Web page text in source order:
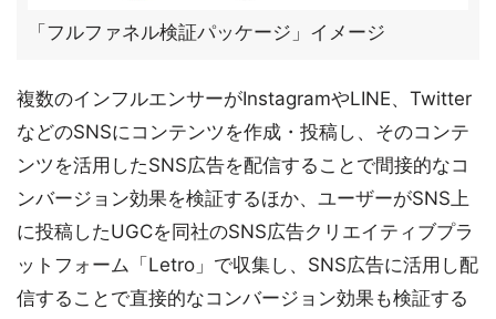
「フルファネル検証パッケージ」イメージ
複数のインフルエンサーがInstagramやLINE、Twitter
などのSNSにコンテンツを作成・投稿し、そのコンテ
ンツを活用したSNS広告を配信することで間接的なコ
ンバージョン効果を検証するほか、ユーザーがSNS上
に投稿したUGCを同社のSNS広告クリエイティブプラ
ットフォーム「Letro」で収集し、SNS広告に活用し配
信することで直接的なコンバージョン効果も検証する